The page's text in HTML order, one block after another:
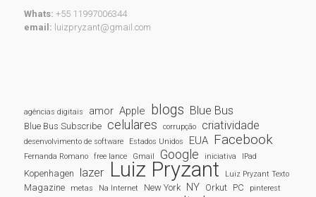
Whats: +55 11997006344
email: luizpryzant@gmail.com
agências digitais amor Apple blogs Blue Bus
Blue Bus Subscribe celulares corrupção criatividade
desenvolvimento de software Estados Unidos EUA Facebook
Fernanda Romano free lance Gmail Google iniciativa IPad
Kopenhagen lazer Luiz Pryzant Luiz Pryzant Texto
Magazine metas Na Internet New York NY Orkut PC pinterest